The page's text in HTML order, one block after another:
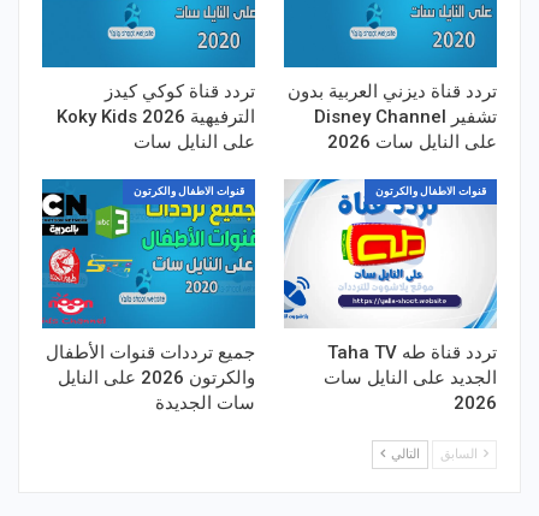
تردد قناة ديزني العربية بدون
تشفير Disney Channel
على النايل سات 2026
تردد قناة كوكي كيدز
الترفيهية 2026 Koky Kids
على النايل سات
قنوات الاطفال والكرتون
تردد قناة طه Taha TV
الجديد على النايل سات
2026
قنوات الاطفال والكرتون
جميع ترددات قنوات الأطفال
والكرتون 2026 على النايل
سات الجديدة
السابق التالي